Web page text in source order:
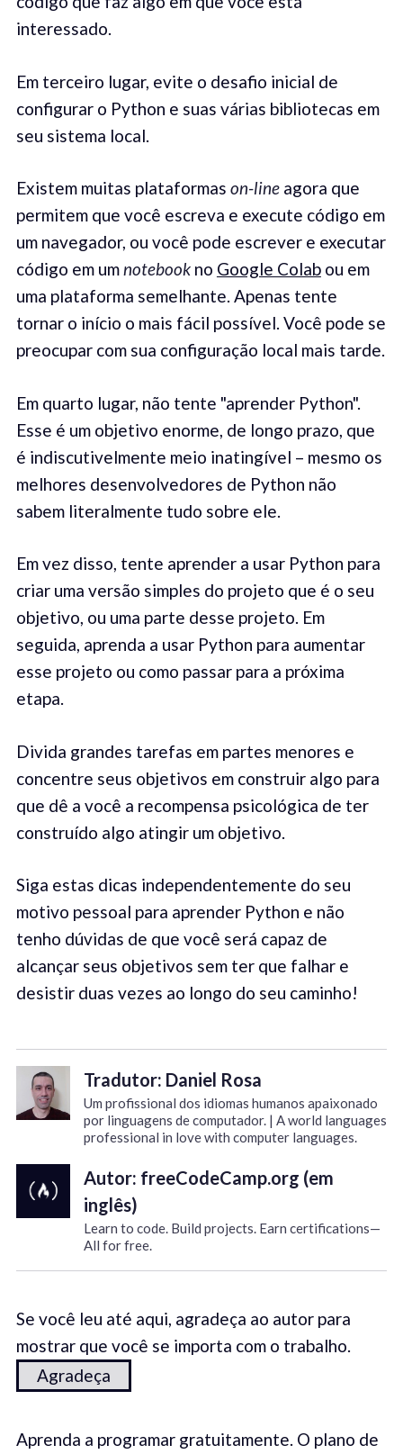
interessado.
Em terceiro lugar, evite o desafio inicial de
configurar o Python e suas várias bibliotecas em
seu sistema local.
Existem muitas plataformas on-lineagora que
permitem que você escreva e execute código em
um navegador, ou você pode escrever e executar
código em umnotebookno Google Colabou em
uma plataforma semelhante. Apenas tente
tornar o início o mais fácil possível. Você pode se
preocupar com sua configuração local mais tarde.
Em quarto lugar, não tente "aprender Python".
Esse é um objetivo enorme, de longo prazo, que
é indiscutivelmente meio inatingível – mesmo os
melhores desenvolvedores de Python não
sabem literalmente tudo sobre ele.
Em vez disso, tente aprender a usar Python para
criar uma versão simples do projeto que é o seu
objetivo, ou uma parte desse projeto. Em
seguida, aprenda a usar Python para aumentar
esse projeto ou como passar para a próxima
etapa.
Divida grandes tarefas em partes menores e
concentre seus objetivos em construir algo para
que dê a você a recompensa psicológica de ter
construído algo atingir um objetivo.
Siga estas dicas independentemente do seu
motivo pessoal para aprender Python e não
tenho dúvidas de que você será capaz de
alcançar seus objetivos sem ter que falhar e
desistir duas vezes ao longo do seu caminho!
Tradutor: Daniel Rosa
Um profissional dos idiomas humanos apaixonado
por linguagens de computador. | A world languages
professional in love with computer languages.
Autor: freeCodeCamp.org (em
inglês)
Learn to code. Build projects. Earn certifications—
All for free.
Se você leu até aqui, agradeça ao autor para
mostrar que você se importa com o trabalho.
Agradeça
Aprenda a programar gratuitamente. O plano de